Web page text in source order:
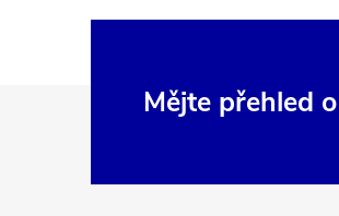
Mějte přehled